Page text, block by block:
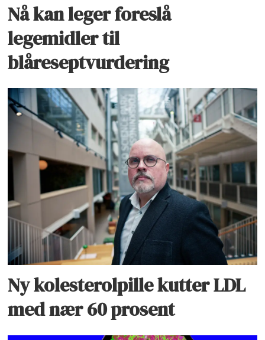
Nå kan leger foreslå
legemidler til
blåreseptvurdering
Ny kolesterolpille kutter LDL
med nær 60 prosent